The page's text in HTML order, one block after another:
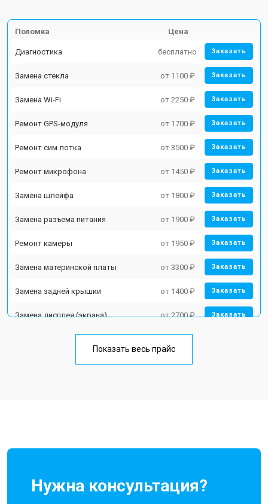
Поломка Цена
Диагностика бесплатно Заказать
Замена стекла от 1100 ₽ Заказать
Замена Wi-Fi от 2250 ₽ Заказать
Ремонт GPS-модуля от 1700 ₽ Заказать
Ремонт сим лотка от 3500 ₽ Заказать
Ремонт микрофона от 1450 ₽ Заказать
Замена шлейфа от 1800 ₽ Заказать
Замена разъема питания от 1900 ₽ Заказать
Ремонт камеры от 1950 ₽ Заказать
Замена материнской платы от 3300 ₽ Заказать
Замена задней крышки от 1400 ₽ Заказать
Замена дисплея (экрана) от 2700 ₽ Заказать
Замена кнопки включения от 1750 ₽
Показать весь прайс
Нужна консультация?